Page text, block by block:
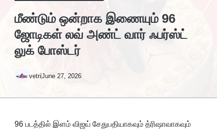
மீண்டும் ஒன்றாக இணையும் 96
ஜோடிகள் லவ் அண்ட் வார் ஃபர்ஸ்ட்
லுக் போஸ்டர்
vetriJune 27, 2026
96 படத்தில் இளம் விஜய் சேதுபதியாகவும் த்ரிஷாவாகவும்